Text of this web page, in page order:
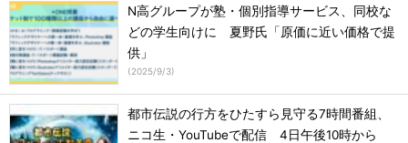
N高グループが塾・個別指導サービス、同校な
どの学生向けに 夏野氏「原価に近い価格で提
供」
(2025/9/3)
都市伝説の行方をひたすら見守る7時間番組、
ニコ生・YouTubeで配信 4日午後10時から